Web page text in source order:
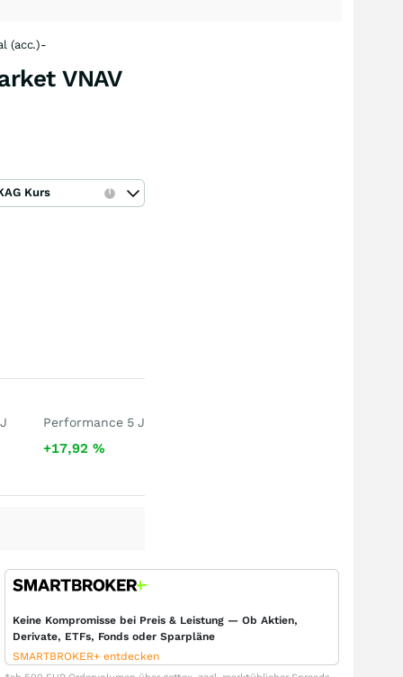
(acc.)-
VNAV
Kurs
Performance 5 J
+17,92 %
Keine Kompromisse bei Preis & Leistung — Ob Aktien,
Derivate, ETFs, Fonds oder Sparpläne
SMARTBROKER+ entdecken